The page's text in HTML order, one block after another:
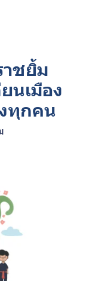
าชยิ้ม
นเมือง
ทุกคน